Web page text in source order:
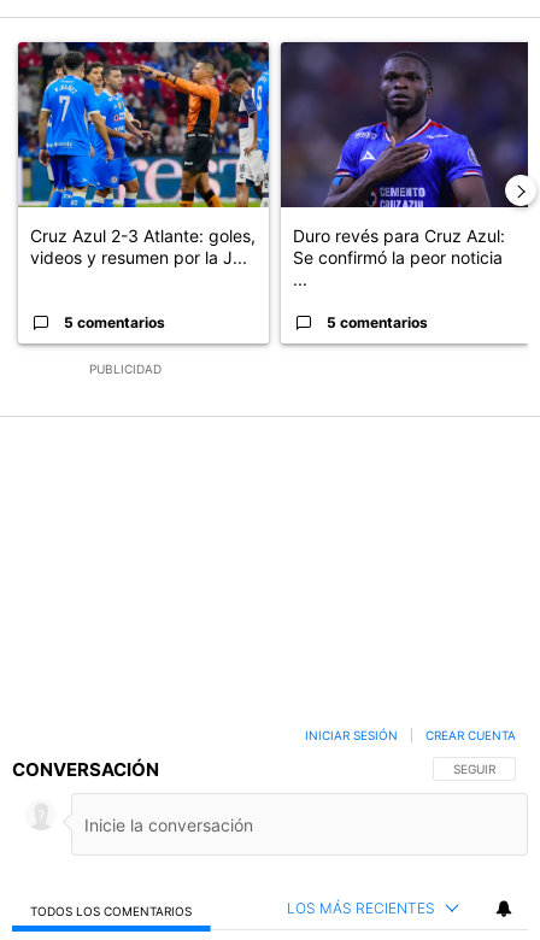
PUBLICIDAD
Un artículo de tendencia con el título "Cruz Azul 2-3 Atlante:
Cruz Azul 2-3 Atlante: goles,
videos y resumen por la J...
5 comentarios
Un artículo de tendencia con
Duro revés para Cruz Azul:
Se confirmó la peor noticia
...
5 comentarios
CONVERSACIÓN SIGA ESTA
SEGUIR
INICIAR SESIÓN CREAR CUENTA
TODOS LOS COMENTARIOS LOS MÁS RECIENTES